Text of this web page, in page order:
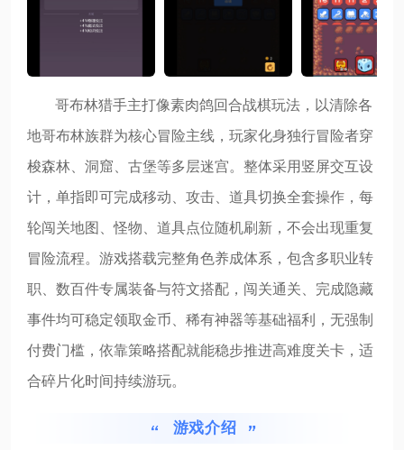
哥布林猎手主打像素肉鸽回合战棋玩法，以清除各
地哥布林族群为核心冒险主线，玩家化身独行冒险者穿
梭森林、洞窟、古堡等多层迷宫。整体采用竖屏交互设
计，单指即可完成移动、攻击、道具切换全套操作，每
轮闯关地图、怪物、道具点位随机刷新，不会出现重复
冒险流程。游戏搭载完整角色养成体系，包含多职业转
职、数百件专属装备与符文搭配，闯关通关、完成隐藏
事件均可稳定领取金币、稀有神器等基础福利，无强制
付费门槛，依靠策略搭配就能稳步推进高难度关卡，适
合碎片化时间持续游玩。
游戏介绍